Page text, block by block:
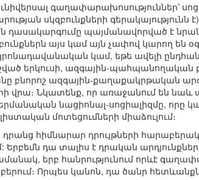
գաղափարախոսություններ՝
սկզբունքների
դասակարգումը պայմանավորված է
այս կամ այն չափով կարող են
կամ, եթե ավելի
երկուսի, ազգային-պահպանողական
բնորոշ ազգային-քաղաքակրթական
վրա։ Նկատենք, որ առաջանում են նաև
նացիոնալ-սոցիալիզմը, որը
մոտեցումների միաձուլում։
հիմնարար դրույթների
դա տալիս է դրական արդյունքներ,
երբ հանրությունում որևէ
Որպես կանոն, դա ծանր